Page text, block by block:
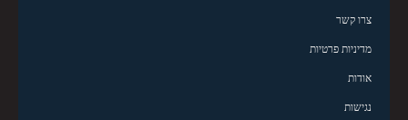
צרו קשר
מדיניות פרטיות
אודות
נגישות